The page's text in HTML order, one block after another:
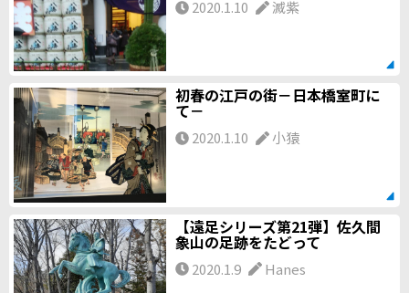
2020.1.10 滅紫
初春の江戸の街－日本橋室町に
て－
2020.1.10 小猿
【遠足シリーズ第21弾】佐久間
象山の足跡をたどって
2020.1.9 Hanes